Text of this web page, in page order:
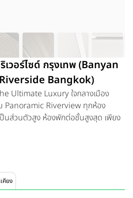
เวอร์ไซด์ กรุงเทพ (Banyan
Bangkok)
Ultimate Luxury ใจกลางเมือง
Panoramic Riverview ทุกห้อง
ป็นส่วนตัวสูง ห้องพักต่อชั้นสูงสุด เพียง
คียง